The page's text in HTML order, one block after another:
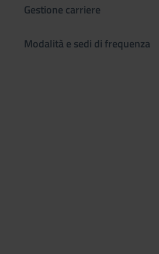
Gestione carriere
Modalità e sedi di frequenza